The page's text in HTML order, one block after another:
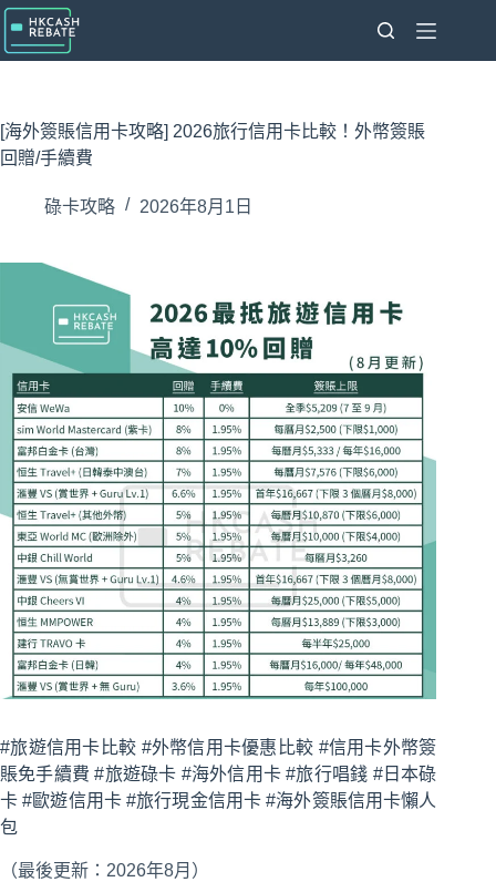
跳
至
主
內
容
[海外簽賬信用卡攻略] 2026旅行信用卡比較！外幣簽賬
回贈/手續費
碌卡攻略 2026年8月1日
#旅遊信用卡比較 #外幣信用卡優惠比較 #信用卡外幣簽
賬免手續費 #旅遊碌卡 #海外信用卡 #旅行唱錢 #日本碌
卡 #歐遊信用卡 #旅行現金信用卡 #海外簽賬信用卡懶人
包
（最後更新：2026年8月）